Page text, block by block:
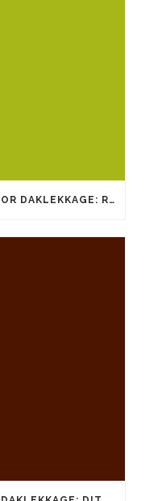
SCHIMMEL OP ZOLDER DOOR DAKLEKKAGE: RISICO’S EN AANPAK